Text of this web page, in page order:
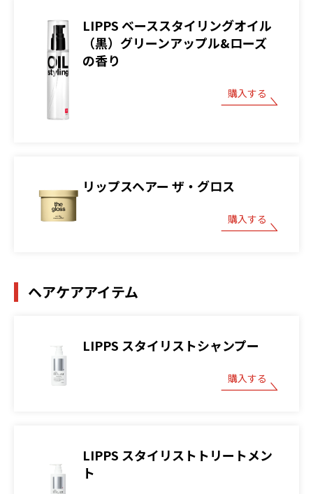
LIPPS ベーススタイリングオイル
（黒）グリーンアップル&ローズ
の香り
購入する
リップスヘアー ザ・グロス
購入する
ヘアケアアイテム
LIPPS スタイリストシャンプー
購入する
LIPPS スタイリストトリートメン
ト